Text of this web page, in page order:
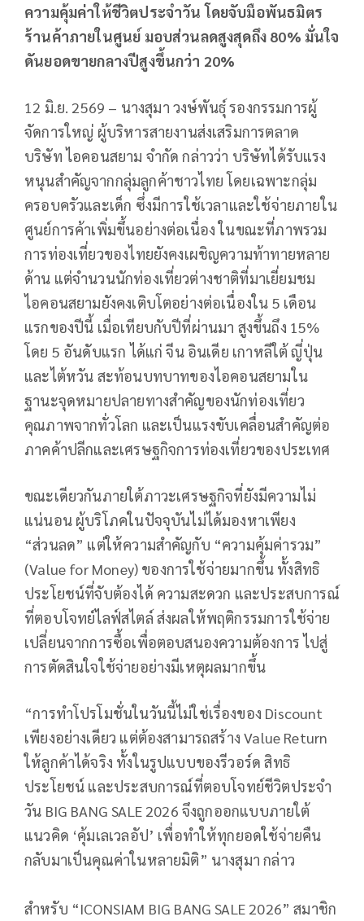
ความคุ้มค่าให้ชีวิตประจำวัน โดยจับมือพันธมิตร
ร้านค้าภายในศูนย์ มอบส่วนลดสูงสุดถึง 80% มั่นใจ
ดันยอดขายกลางปีสูงขึ้นกว่า 20%
12 มิ.ย. 2569 – นางสุมา วงษ์พันธุ์ รองกรรมการผู้
จัดการใหญ่ ผู้บริหารสายงานส่งเสริมการตลาด
บริษัท ไอคอนสยาม จำกัด กล่าวว่า บริษัทได้รับแรง
หนุนสำคัญจากกลุ่มลูกค้าชาวไทย โดยเฉพาะกลุ่ม
ครอบครัวและเด็ก ซึ่งมีการใช้เวลาและใช้จ่ายภายใน
ศูนย์การค้าเพิ่มขึ้นอย่างต่อเนื่อง ในขณะที่ภาพรวม
การท่องเที่ยวของไทยยังคงเผชิญความท้าทายหลาย
ด้าน แต่จำนวนนักท่องเที่ยวต่างชาติที่มาเยี่ยมชม
ไอคอนสยามยังคงเติบโตอย่างต่อเนื่องใน 5 เดือน
แรกของปีนี้ เมื่อเทียบกับปีที่ผ่านมา สูงขึ้นถึง 15%
โดย 5 อันดับแรก ได้แก่ จีน อินเดีย เกาหลีใต้ ญี่ปุ่น
และไต้หวัน สะท้อนบทบาทของไอคอนสยามใน
ฐานะจุดหมายปลายทางสำคัญของนักท่องเที่ยว
คุณภาพจากทั่วโลก และเป็นแรงขับเคลื่อนสำคัญต่อ
ภาคค้าปลีกและเศรษฐกิจการท่องเที่ยวของประเทศ
ขณะเดียวกันภายใต้ภาวะเศรษฐกิจที่ยังมีความไม่
แน่นอน ผู้บริโภคในปัจจุบันไม่ได้มองหาเพียง
“ส่วนลด” แต่ให้ความสำคัญกับ “ความคุ้มค่ารวม”
(Value for Money) ของการใช้จ่ายมากขึ้น ทั้งสิทธิ
ประโยชน์ที่จับต้องได้ ความสะดวก และประสบการณ์
ที่ตอบโจทย์ไลฟ์สไตล์ ส่งผลให้พฤติกรรมการใช้จ่าย
เปลี่ยนจากการซื้อเพื่อตอบสนองความต้องการ ไปสู่
การตัดสินใจใช้จ่ายอย่างมีเหตุผลมากขึ้น
“การทำโปรโมชั่นในวันนี้ไม่ใช่เรื่องของ Discount
เพียงอย่างเดียว แต่ต้องสามารถสร้าง Value Return
ให้ลูกค้าได้จริง ทั้งในรูปแบบของรีวอร์ด สิทธิ
ประโยชน์ และประสบการณ์ที่ตอบโจทย์ชีวิตประจำ
วัน BIG BANG SALE 2026 จึงถูกออกแบบภายใต้
แนวคิด ‘คุ้มเลเวลอัป’ เพื่อทำให้ทุกยอดใช้จ่ายคืน
กลับมาเป็นคุณค่าในหลายมิติ” นางสุมา กล่าว
สำหรับ “ICONSIAM BIG BANG SALE 2026” สมาชิก